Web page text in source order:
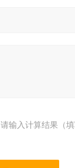
请输入计算结果（